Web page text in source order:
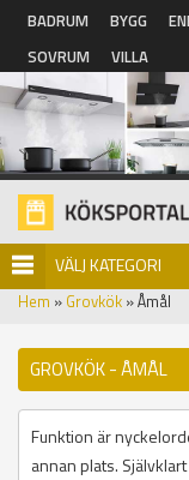
Hoppa till huvudinnehåll
BADRUM BYGG
SOVRUM
VILLA
VÄLJ KATEGORI
Hem » Grovkök » Åmål
GROVKÖK - ÅMÅL
Funktion är
annan plats.